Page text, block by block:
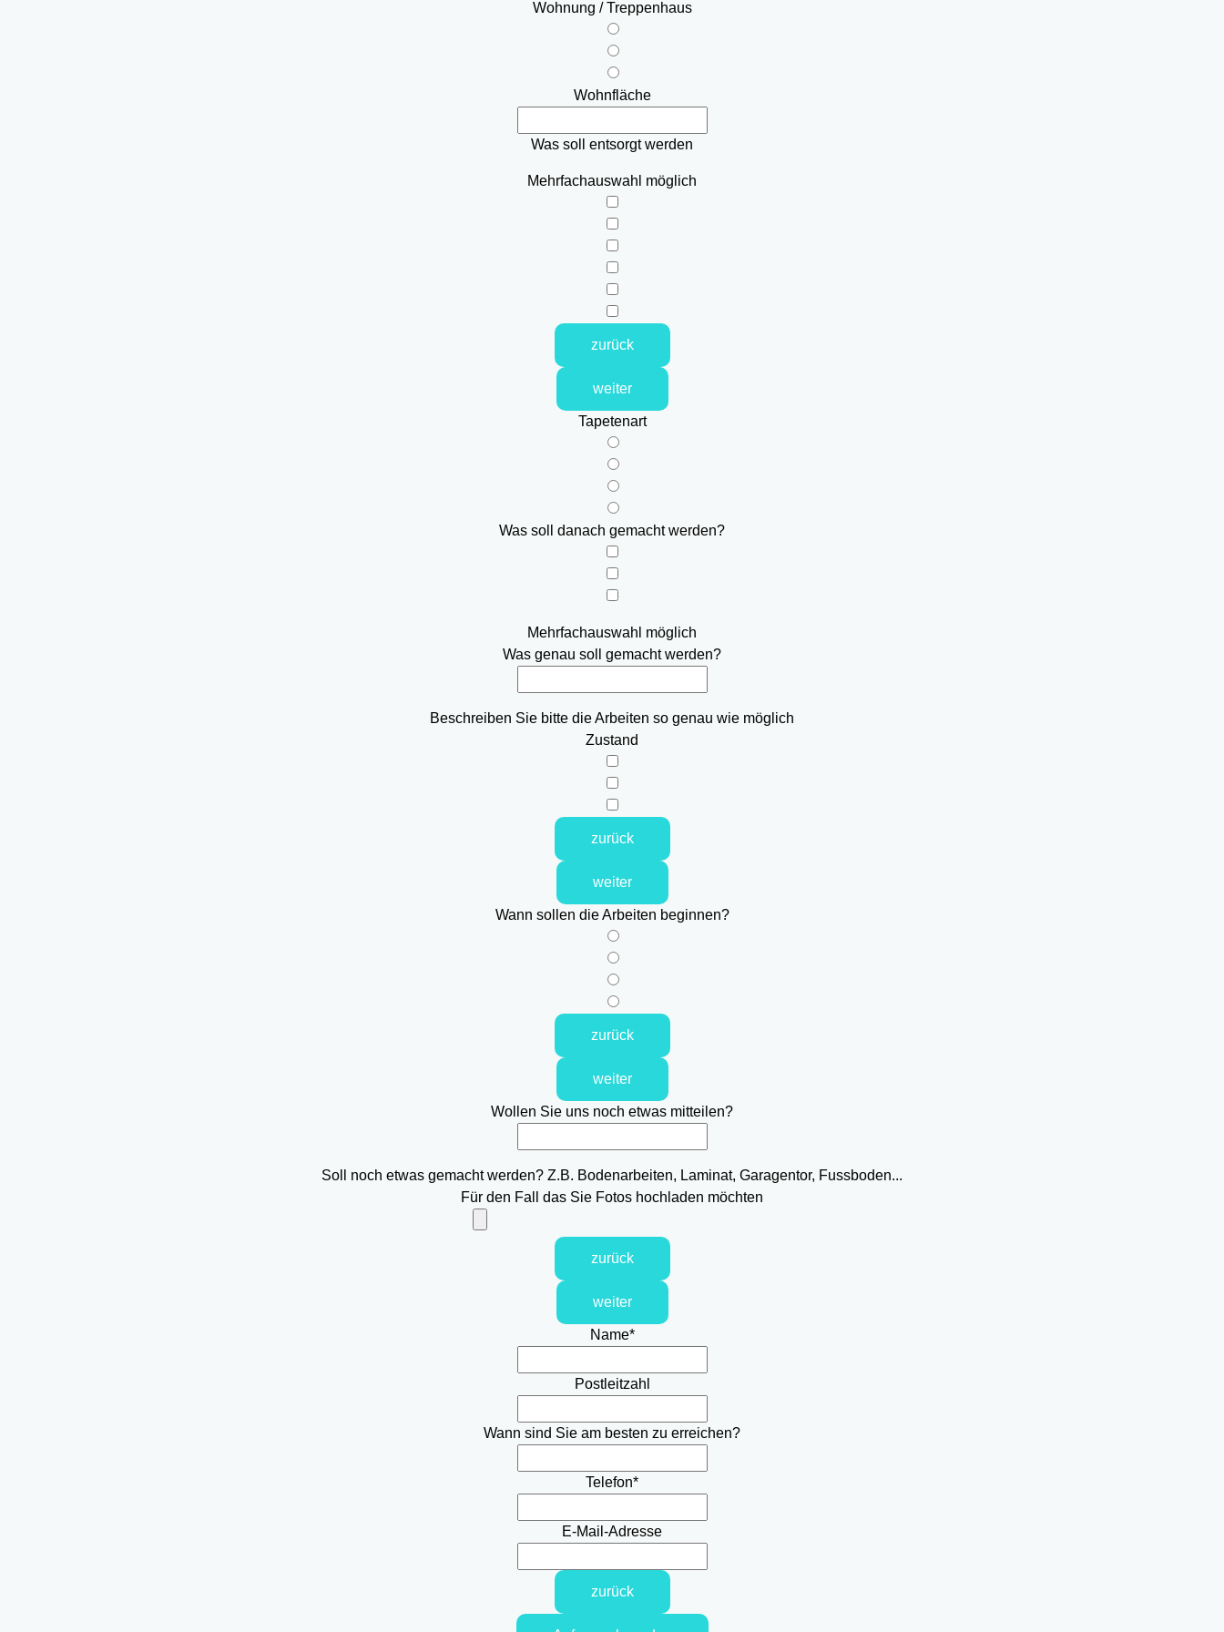
Wohnung / Treppenhaus
Wohnfläche
Was soll entsorgt werden
Mehrfachauswahl möglich
zurück
weiter
Tapetenart
Was soll danach gemacht werden?
Mehrfachauswahl möglich
Was genau soll gemacht werden?
Beschreiben Sie bitte die Arbeiten so genau wie möglich
Zustand
zurück
weiter
Wann sollen die Arbeiten beginnen?
zurück
weiter
Wollen Sie uns noch etwas mitteilen?
Soll noch etwas gemacht werden? Z.B. Bodenarbeiten, Laminat, Garagentor, Fussboden...
Für den Fall das Sie Fotos hochladen möchten
zurück
weiter
Name*
Postleitzahl
Wann sind Sie am besten zu erreichen?
Telefon*
E-Mail-Adresse
zurück